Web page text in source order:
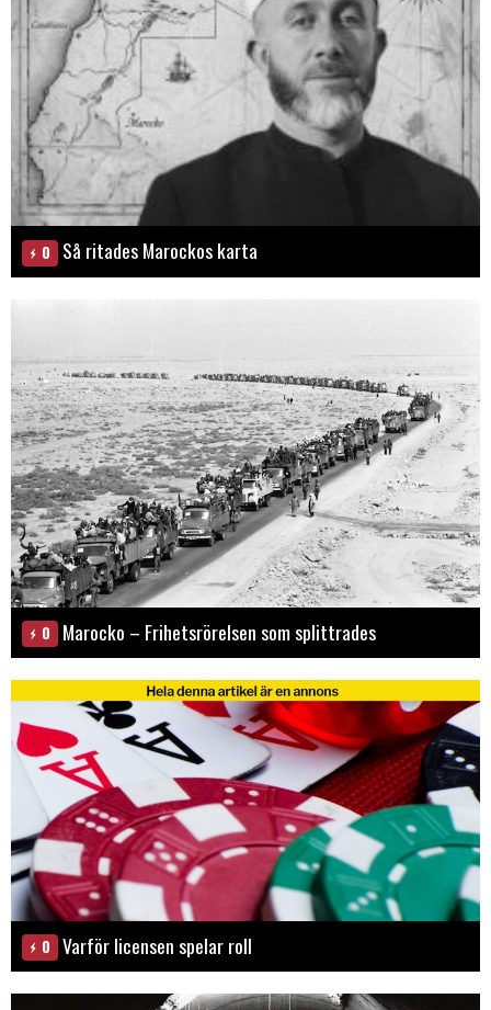
0 Så ritades Marockos karta
0 Marocko – Frihetsrörelsen som splittrades
0 Varför licensen spelar roll